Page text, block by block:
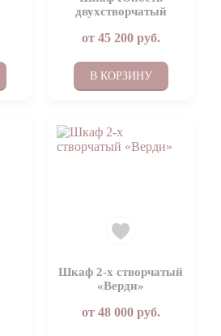
двухстворчатый
от 45 200руб.
В КОРЗИНУ
Шкаф 2-х створчатый
«Верди»
от 48 000руб.